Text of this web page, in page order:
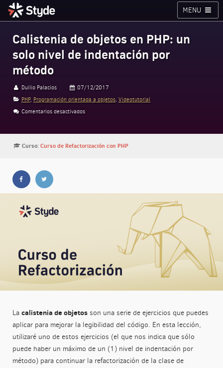
Styde.net
MENU
Calistenia de objetos en PHP: un
solo nivel de indentación por
método
Duilio Palacios
07/12/2017
PHP, Programación orientada a objetos,Videotutorial
Comentarios desactivados
Curso:Curso de Refactorización con PHP
La calistenia de objetosson una serie de ejercicios que puedes
aplicar para mejorar la legibilidad del código. En esta lección,
utilizaré uno de estos ejercicios (el que nos indica que sólo
puede haber un máximo de un (1) nivel de indentación por
método) para continuar la refactorización de la clase de